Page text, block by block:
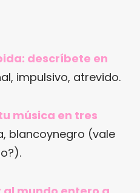
descríbete en
impulsivo, atrevido.
música en tres
blancoynegro (vale